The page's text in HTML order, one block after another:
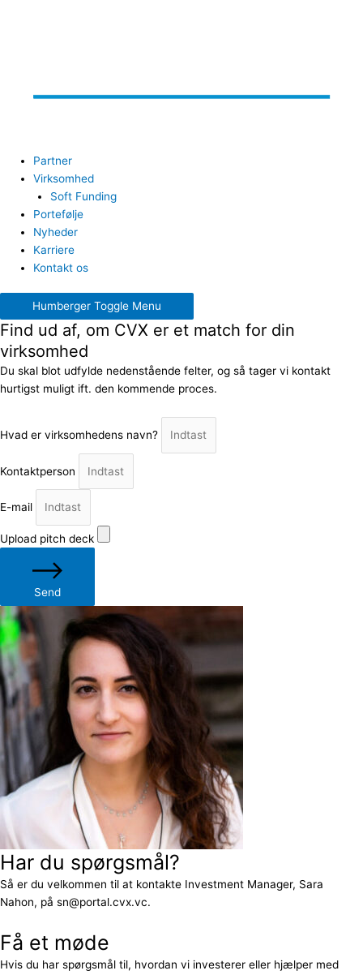
Partner
Virksomhed
Soft Funding
Portefølje
Nyheder
Karriere
Kontakt os
Humberger Toggle Menu
Find ud af, om CVX er et match for din
virksomhed
Du skal blot udfylde nedenstående felter, og så tager vi kontakt
hurtigst muligt ift. den kommende proces.
Hvad er virksomhedens navn?
Kontaktperson
E-mail
Upload pitch deck
Send
Har du spørgsmål?
Så er du velkommen til at kontakte Investment Manager, Sara
Nahon, på sn@portal.cvx.vc.
Få et møde
Hvis du har spørgsmål til, hvordan vi investerer eller hjælper med